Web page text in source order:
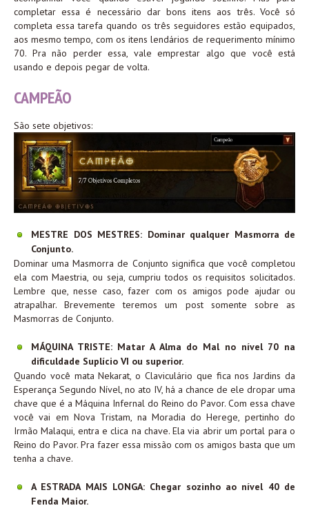
completar essa é necessário dar bons itens aos três. Você só
completa essa tarefa quando os três seguidores estão equipados,
aos mesmo tempo, com os itens lendários de requerimento mínimo
70. Pra não perder essa, vale emprestar algo que você está
usando e depois pegar de volta.
CAMPEÃO
São sete objetivos:
MESTRE DOS MESTRES: Dominar qualquer Masmorra de
Conjunto.
Dominar uma Masmorra de Conjunto significa que você completou
ela com Maestria, ou seja, cumpriu todos os requisitos solicitados.
Lembre que, nesse caso, fazer com os amigos pode ajudar ou
atrapalhar. Brevemente teremos um post somente sobre as
Masmorras de Conjunto.
MÁQUINA TRISTE: Matar A Alma do Mal no nível 70 na
dificuldade Suplício VI ou superior.
Quando você mata Nekarat, o Claviculário que fica nos Jardins da
Esperança Segundo Nível, no ato IV, há a chance de ele dropar uma
chave que é a Máquina Infernal do Reino do Pavor. Com essa chave
você vai em Nova Tristam, na Moradia do Herege, pertinho do
Irmão Malaqui, entra e clica na chave. Ela via abrir um portal para o
Reino do Pavor. Pra fazer essa missão com os amigos basta que um
tenha a chave.
A ESTRADA MAIS LONGA: Chegar sozinho ao nível 40 de
Fenda Maior.